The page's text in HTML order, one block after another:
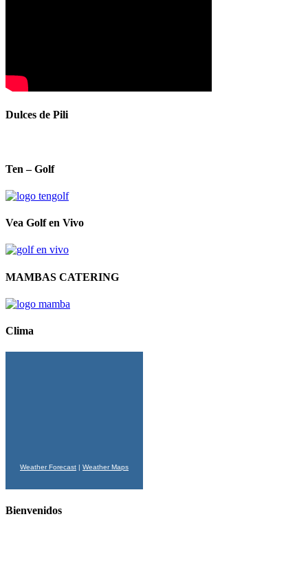
Dulces de Pili
Ten – Golf
Vea Golf en Vivo
MAMBAS CATERING
Clima
Weather Forecast Weather Maps
Bienvenidos